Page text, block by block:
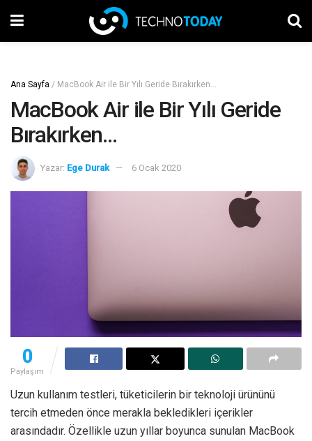
Ana Sayfa / MacBook Air ile Bir Yılı Geride Bırakırken…
MacBook Air ile Bir Yılı Geride
Bırakırken…
Yazar: Ege Durak 6 Ocak 2020
0
Paylaşım
Uzun kullanım testleri, tüketicilerin bir teknoloji ürününü
tercih etmeden önce merakla bekledikleri içerikler
arasındadır. Özellikle uzun yıllar boyunca sunulan MacBook